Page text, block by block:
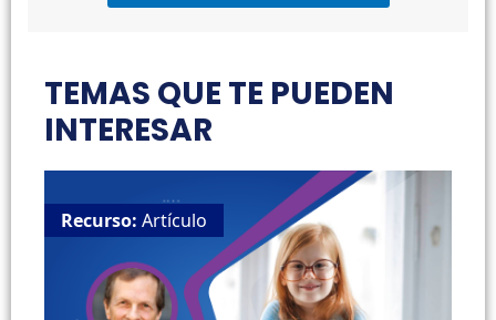
TEMAS QUE TE PUEDEN
INTERESAR
Recurso: Artículo